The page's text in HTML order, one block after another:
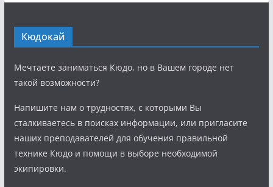
Кюдокай
Мечтаете заниматься Кюдо, но в Вашем городе нет
такой возможности?
Напишите нам о трудностях, с которыми Вы
сталкиваетесь в поисках информации, или пригласите
наших преподавателей для обучения правильной
технике Кюдо и помощи в выборе необходимой
экипировки.